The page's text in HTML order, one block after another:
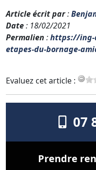
Article écrit par:
Date: 18/02/2021
Permalien :https://ing-
etapes-du-bornage-
Evaluez cet article :
07
Prendre